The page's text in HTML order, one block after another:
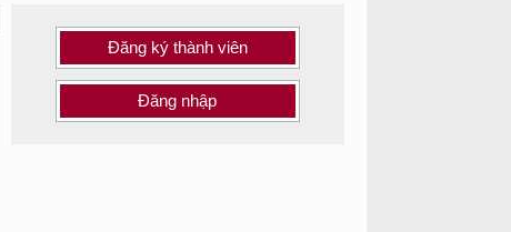
Đăng ký thành viên
Đăng nhập